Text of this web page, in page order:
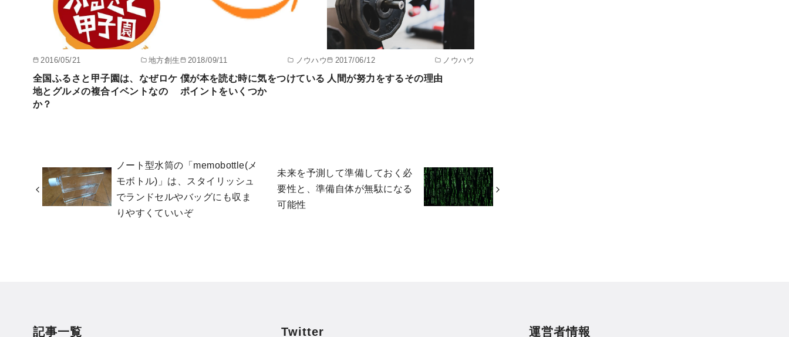
2016/05/21 地方創生
全国ふるさと甲子園は、なぜロケ
地とグルメの複合イベントなの
か？
2018/09/11 ノウハウ
僕が本を読む時に気をつけている
ポイントをいくつか
2017/06/12 ノウハウ
人間が努力をするその理由
ノート型水筒の「memobottle(メ
モボトル)」は、スタイリッシュ
でランドセルやバッグにも収ま
りやすくていいぞ
未来を予測して準備しておく必
要性と、準備自体が無駄になる
可能性
記事一覧 Twitter 運営者情報